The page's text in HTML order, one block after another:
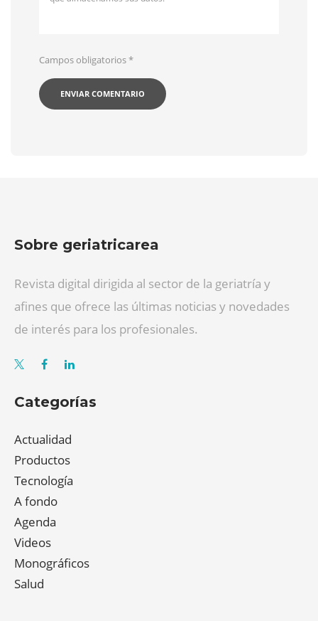
Campos obligatorios*
Sobre geriatricarea
Revista digital dirigida al sector de la geriatría y
afines que ofrece las últimas noticias y novedades
de interés para los profesionales.
Categorías
Actualidad
Productos
Tecnología
A fondo
Agenda
Videos
Monográficos
Salud